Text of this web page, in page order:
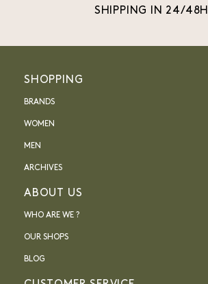
SHIPPING IN 24/48H
SHOPPING
BRANDS
WOMEN
MEN
ARCHIVES
ABOUT US
WHO ARE WE ?
OUR SHOPS
BLOG